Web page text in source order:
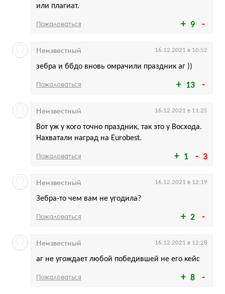
9
или плагиат.
Пожаловаться
13
зебра и ббдо вновь омрачили праздник аг ))
Неизвестный 16.12.2021 в 10:52
Пожаловаться
1 3
Вот уж у кого точно праздник, так это у Восхода.
Нахватали наград на Eurobest.
Неизвестный 16.12.2021 в 11:25
Пожаловаться
2
Зебра-то чем вам не угодила?
Неизвестный 16.12.2021 в 12:19
Пожаловаться
8
аг не угождает любой победившей не его кейс
Неизвестный 16.12.2021 в 12:28
Пожаловаться